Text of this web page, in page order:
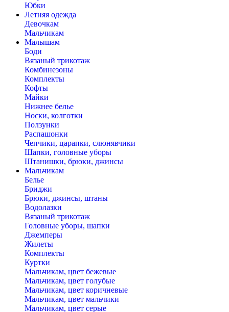
Юбки
Летняя одежда
Девочкам
Мальчикам
Малышам
Боди
Вязаный трикотаж
Комбинезоны
Комплекты
Кофты
Майки
Нижнее белье
Носки, колготки
Ползунки
Распашонки
Чепчики, царапки, слюнявчики
Шапки, головные уборы
Штанишки, брюки, джинсы
Мальчикам
Белье
Бриджи
Брюки, джинсы, штаны
Водолазки
Вязаный трикотаж
Головные уборы, шапки
Джемперы
Жилеты
Комплекты
Куртки
Мальчикам, цвет бежевые
Мальчикам, цвет голубые
Мальчикам, цвет коричневые
Мальчикам, цвет мальчики
Мальчикам, цвет серые